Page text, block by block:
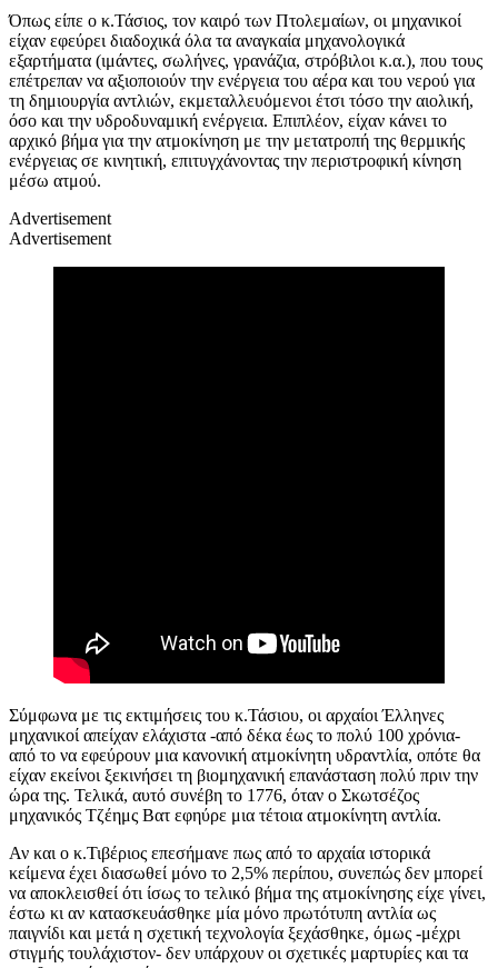
Όπως είπε ο κ.Τάσιος, τον καιρό των Πτολεμαίων, οι μηχανικοί
είχαν εφεύρει διαδοχικά όλα τα αναγκαία μηχανολογικά
εξαρτήματα (ιμάντες, σωλήνες, γρανάζια, στρόβιλοι κ.α.), που τους
επέτρεπαν να αξιοποιούν την ενέργεια του αέρα και του νερού για
τη δημιουργία αντλιών, εκμεταλλευόμενοι έτσι τόσο την αιολική,
όσο και την υδροδυναμική ενέργεια. Επιπλέον, είχαν κάνει το
αρχικό βήμα για την ατμοκίνηση με την μετατροπή της θερμικής
ενέργειας σε κινητική, επιτυγχάνοντας την περιστροφική κίνηση
μέσω ατμού.
Advertisement
Advertisement
Σύμφωνα με τις εκτιμήσεις του κ.Τάσιου, οι αρχαίοι Έλληνες
μηχανικοί απείχαν ελάχιστα -από δέκα έως το πολύ 100 χρόνια-
από το να εφεύρουν μια κανονική ατμοκίνητη υδραντλία, οπότε θα
είχαν εκείνοι ξεκινήσει τη βιομηχανική επανάσταση πολύ πριν την
ώρα της. Τελικά, αυτό συνέβη το 1776, όταν ο Σκωτσέζος
μηχανικός Τζέημς Βατ εφηύρε μια τέτοια ατμοκίνητη αντλία.
Αν και ο κ.Τιβέριος επεσήμανε πως από το αρχαία ιστορικά
κείμενα έχει διασωθεί μόνο το 2,5% περίπου, συνεπώς δεν μπορεί
να αποκλεισθεί ότι ίσως το τελικό βήμα της ατμοκίνησης είχε γίνει,
έστω κι αν κατασκευάσθηκε μία μόνο πρωτότυπη αντλία ως
παιγνίδι και μετά η σχετική τεχνολογία ξεχάσθηκε, όμως -μέχρι
στιγμής τουλάχιστον- δεν υπάρχουν οι σχετικές μαρτυρίες και τα